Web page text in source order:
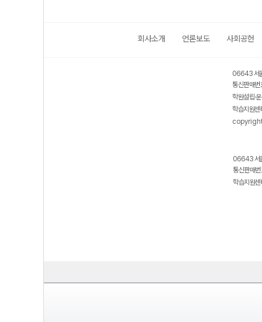
회사소개 언론보도 사회공헌
06643 서
통신판매
학원설립·
학습지원
06643 서
통신판매
학습지원